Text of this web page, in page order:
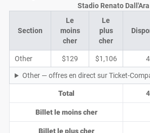
Section
Le
moins
cher
Le
plus
cher
Other $129 $1,106
Other — offres en direct sur Ticket-
Total
Billet le moins cher
Billet le plus cher
Stadio Renato Dall'Ara